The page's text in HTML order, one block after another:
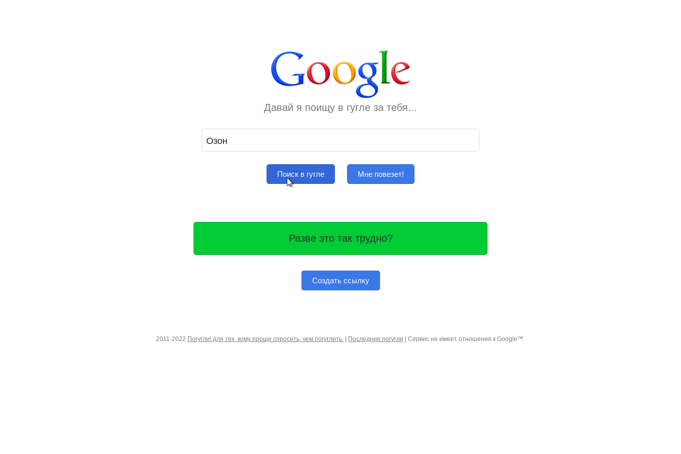
Давай я поищу в гугле за тебя...
Поиск в гугле Мне повезет!
Разве это так трудно?
Создать ссылку
2011-2022 Погугли! для тех, кому проще спросить, чем погуглить. Последние погугли | Сервис не имеет отношения к Google™.